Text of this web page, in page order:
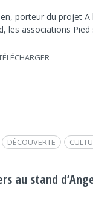
porteur du projet A
les associations
DÉCOUVERTE
SOCIÉTÉ
au stand